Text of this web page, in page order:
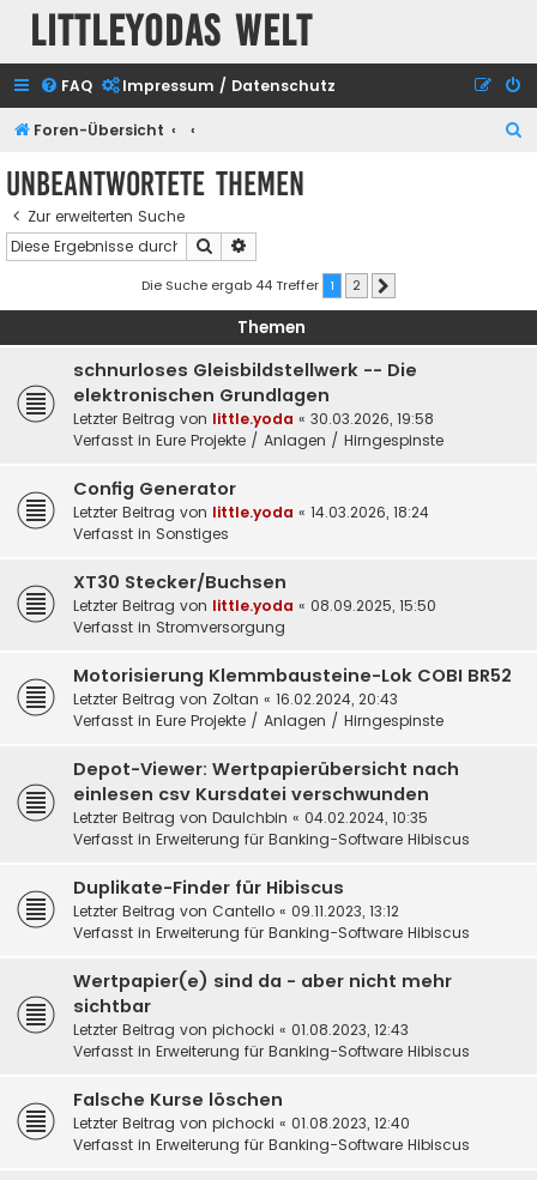
Littleyodas Welt
FAQ Impressum / Datenschutz
Foren-Übersicht
Unbeantwortete Themen
Zur erweiterten Suche
Suche
Die Suche ergab 44 Treffer 1 2
Themen
schnurloses Gleisbildstellwerk -- Die
elektronischen Grundlagen
Letzter Beitrag von little.yoda « 30.03.2026, 19:58
Verfasst in Eure Projekte / Anlagen / Hirngespinste
Config Generator
Letzter Beitrag von little.yoda « 14.03.2026, 18:24
Verfasst in Sonstiges
XT30 Stecker/Buchsen
Letzter Beitrag von little.yoda « 08.09.2025, 15:50
Verfasst in Stromversorgung
Motorisierung Klemmbausteine-Lok COBI BR52
Letzter Beitrag von Zoltan « 16.02.2024, 20:43
Verfasst in Eure Projekte / Anlagen / Hirngespinste
Depot-Viewer: Wertpapierübersicht nach
einlesen csv Kursdatei verschwunden
Letzter Beitrag von DauIchbin « 04.02.2024, 10:35
Verfasst in Erweiterung für Banking-Software Hibiscus
Duplikate-Finder für Hibiscus
Letzter Beitrag von Cantello « 09.11.2023, 13:12
Verfasst in Erweiterung für Banking-Software Hibiscus
Wertpapier(e) sind da - aber nicht mehr
sichtbar
Letzter Beitrag von pichocki « 01.08.2023, 12:43
Verfasst in Erweiterung für Banking-Software Hibiscus
Falsche Kurse löschen
Letzter Beitrag von pichocki « 01.08.2023, 12:40
Verfasst in Erweiterung für Banking-Software Hibiscus